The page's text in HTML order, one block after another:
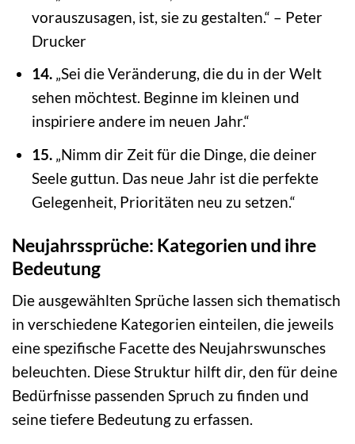
vorauszusagen, ist, sie zu gestalten.“ – Peter
Drucker
14.„Sei die Veränderung, die du in der Welt
sehen möchtest. Beginne im kleinen und
inspiriere andere im neuen Jahr.“
15.„Nimm dir Zeit für die Dinge, die deiner
Seele guttun. Das neue Jahr ist die perfekte
Gelegenheit, Prioritäten neu zu setzen.“
Neujahrssprüche: Kategorien und ihre
Bedeutung
Die ausgewählten Sprüche lassen sich thematisch
in verschiedene Kategorien einteilen, die jeweils
eine spezifische Facette des Neujahrswunsches
beleuchten. Diese Struktur hilft dir, den für deine
Bedürfnisse passenden Spruch zu finden und
seine tiefere Bedeutung zu erfassen.